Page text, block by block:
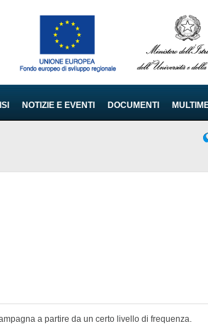
NOTIZIE E EVENTI DOCUMENTI
a partire da un certo livello di frequenza.